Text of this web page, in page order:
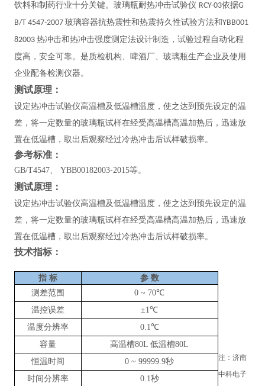
饮料和制药行业十分关键。玻璃瓶耐热冲击试验仪 RCY-03依据G
B/T 4547-2007 玻璃容器抗热震性和热震持久性试验方法和YBB001
82003 热冲击和热冲击强度测定法设计制造，试验过程自动化程
度高，安全可靠。是质检机构、啤酒厂、玻璃瓶生产企业及使用
企业配备检测仪器。
测试原理：
设定热冲击试验仪高温槽及低温槽温度，使之达到预先设定的温
差，将一定数量的玻璃瓶试样在经受高温槽高温加热后，迅速放
置在低温槽，取出后观察经过冷热冲击后试样破损率。
参考标准：
GB/T4547、 YBB00182003-2015等。
测试原理：
设定热冲击试验仪高温槽及低温槽温度，使之达到预先设定的温
差，将一定数量的玻璃瓶试样在经受高温槽高温加热后，迅速放
置在低温槽，取出后观察经过冷热冲击后试样破损率。
技术指标：
指 标 参 数
测差范围
0 ~ 70℃
温控误差
±1℃
温度分辨率
0.1℃
容量
高温槽80L 低温槽80L
恒温时间
0 ~99999.9秒
时间分辨率
0.1秒
注：济南
中科电子